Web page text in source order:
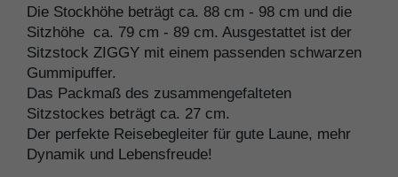
Die Stockhöhe beträgt ca. 88 cm - 98 cm und die
Sitzhöhe ca. 79 cm - 89 cm. Ausgestattet ist der
Sitzstock ZIGGY mit einem passenden schwarzen
Gummipuffer.
Das Packmaß des zusammengefalteten
Sitzstockes beträgt ca. 27 cm.
Der perfekte Reisebegleiter für gute Laune, mehr
Dynamik und Lebensfreude!